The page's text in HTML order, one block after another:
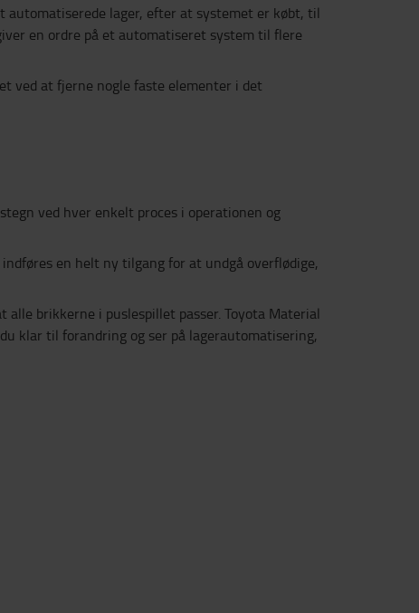
automatiserede lager, efter at systemet er købt, til
en ordre på et automatiseret system til flere
ved at fjerne nogle faste elementer i det
ved hver enkelt proces i operationen og
en helt ny tilgang for at undgå overflødige,
brikkerne i puslespillet passer. Toyota Material
klar til forandring og ser på lagerautomatisering,